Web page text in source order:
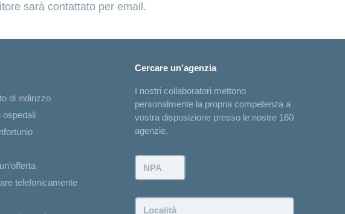
sarà contattato per email.
di indirizzo
ospedali
telefonicamente
Cercare un’agenzia
I nostri collaboratori mettono
personalmente la propria competenza a
vostra disposizione presso le nostre 160
agenzie.
NPA:
Località: